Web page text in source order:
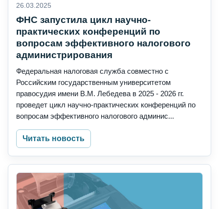
26.03.2025
ФНС запустила цикл научно-
практических конференций по
вопросам эффективного налогового
администрирования
Федеральная налоговая служба совместно с
Российским государственным университетом
правосудия имени В.М. Лебедева в 2025 - 2026 гг.
проведет цикл научно-практических конференций по
вопросам эффективного налогового админис...
Читать новость